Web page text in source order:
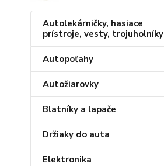
Autolekárničky, hasiace
prístroje, vesty, trojuholníky
Autopoťahy
Autožiarovky
Blatníky a lapače
Držiaky do auta
Elektronika